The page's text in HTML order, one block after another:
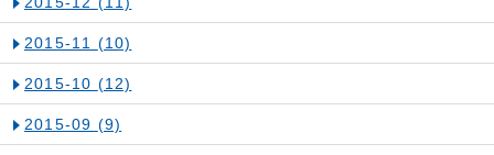
2015-11 (10)
2015-10 (12)
2015-09 (9)